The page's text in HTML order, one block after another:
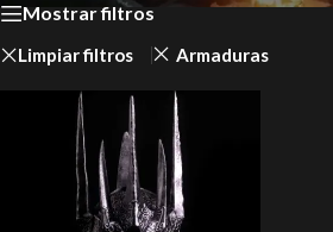
Mostrar filtros
Limpiar filtros Armaduras